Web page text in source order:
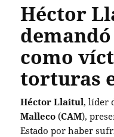
Héctor
como
torturas
Héctor Llaitul, líder
Malleco (CAM),
Estado por haber